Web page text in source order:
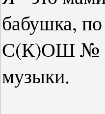
бабушка,
С(К)ОШ №
музыки.